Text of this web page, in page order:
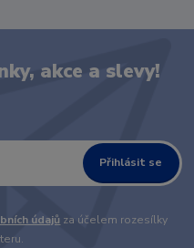
akce a slevy!
Přihlásit se
údajů za účelem rozesílky